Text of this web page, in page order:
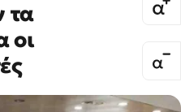
τα
οι